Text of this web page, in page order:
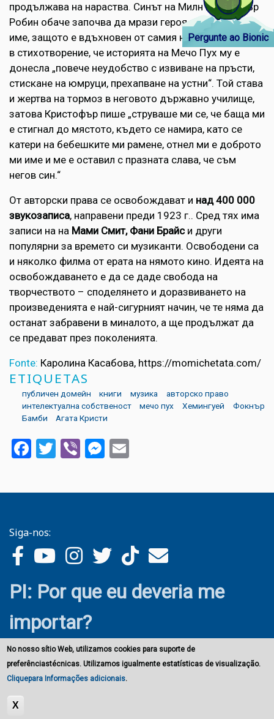
продължава на нараства. Синът на Милн Кристофър
Робин обаче започва да мрази героя със същото
име, защото е вдъхновен от самия него. Той описва
в стихотворение, че историята на Мечо Пух му е
донесла „повече неудобство с извиване на пръсти,
стискане на юмруци, прехапване на устни“. Той става
и жертва на тормоз в неговото държавно училище,
затова Кристофър пише „струваше ми се, че баща ми
е стигнал до мястото, където се намира, като се
катери на бебешките ми рамене, отнел ми е доброто
ми име и ме е оставил с празната слава, че съм
негов син.“
От авторски права се освобождават и над 400 000
звукозаписа, направени преди 1923 г.. Сред тях има
записи на на Мами Смит, Фани Брайси други
популярни за времето си музиканти. Освободени са
и няколко филма от ерата на нямото кино. Идеята на
освобождаването е да се даде свобода на
творчеството – споделянето и доразвиването на
произведенията е най-сигурният начин, че те няма да
останат забравени в миналото, а ще продължат да
се предават през поколенията.
Fonte: Каролина Касабова, https://momichetata.com/
ETIQUETAS
публичен домейн книги музика
авторско право
интелектуална собственост
мечо пух Хемингуей
Фокнър
Бамби
Агата Кристи
Facebook
Twitter
ViberMessenger
Pergunte ao Bionic
Siga-nos:
PI: Por que eu deveria me
importar?
No nosso sítio Web, utilizamos cookies para suporte de
preferênciastécnicas. Utilizamos igualmente estatísticas de visualização.
Cliquepara Informações adicionais.
X